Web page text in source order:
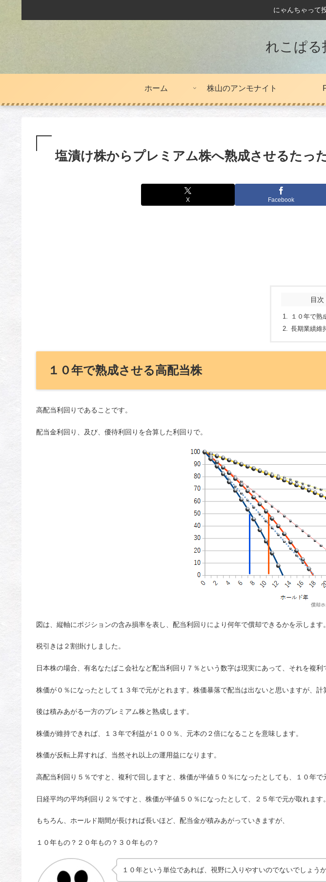
にゃんちゃって
れこぱる
ホーム 株山のアンモナイト
塩漬け株からプレミアム株へ熟成させるたっ
X Facebook
目次
１０年で熟
長期業績維
１０年で熟成させる高配当株
高配当利回りであることです。
配当金利回り、及び、優待利回りを合算した利回りで。
償却
図は、縦軸にポジションの含み損率を表し、配当利回りにより何年で償却できるかを示します。
税引きは２割掛けしました。
日本株の場合、有名なたばこ会社など配当利回り７％という数字は現実にあって、それを複
株価が０％になったとして１３年で元がとれます。株価暴落で配当は出ないと思いますが、計
後は積みあがる一方のプレミアム株と熟成します。
株価が維持できれば、１３年で利益が１００％、元本の２倍になることを意味します。
株価が反転上昇すれば、当然それ以上の運用益になります。
高配当利回り５％ですと、複利で回しますと、株価が半値５０％になったとしても、１０年で
日経平均の平均利回り２％ですと、株価が半値５０％になったとして、２５年で元が取れます。
もちろん、ホールド期間が長ければ長いほど、配当金が積みあがっていきますが、
１０年もの？２０年もの？３０年もの？
１０年という単位であれば、視野に入りやすいのでないでしょうか